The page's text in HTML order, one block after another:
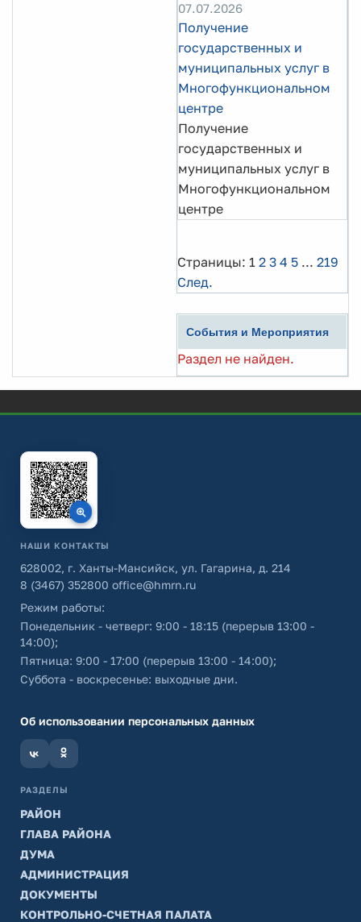
07.07.2026
Получение
государственных и
муниципальных услуг в
Многофункциональном
центре
Получение
государственных и
муниципальных услуг в
Многофункциональном
центре
Страницы: 1 2 3 4 5 ... 219
След.
События и Мероприятия
Раздел не найден.
НАШИ КОНТАКТЫ
628002, г. Ханты-Мансийск, ул. Гагарина, д. 214
8 (3467) 352800 office@hmrn.ru
Режим работы:
Понедельник - четверг: 9:00 - 18:15 (перерыв 13:00 -
14:00);
Пятница: 9:00 - 17:00 (перерыв 13:00 - 14:00);
Суббота - воскресенье: выходные дни.
Об использовании персональных данных
РАЗДЕЛЫ
РАЙОН
ГЛАВА РАЙОНА
ДУМА
АДМИНИСТРАЦИЯ
ДОКУМЕНТЫ
КОНТРОЛЬНО-СЧЕТНАЯ ПАЛАТА